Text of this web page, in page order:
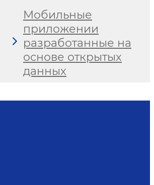
Мобильные
приложении
разработанные на
основе открытых
данных